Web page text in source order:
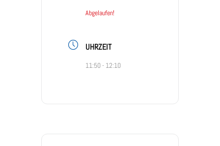
Abgelaufen!
UHRZEIT
11:50 - 12:10